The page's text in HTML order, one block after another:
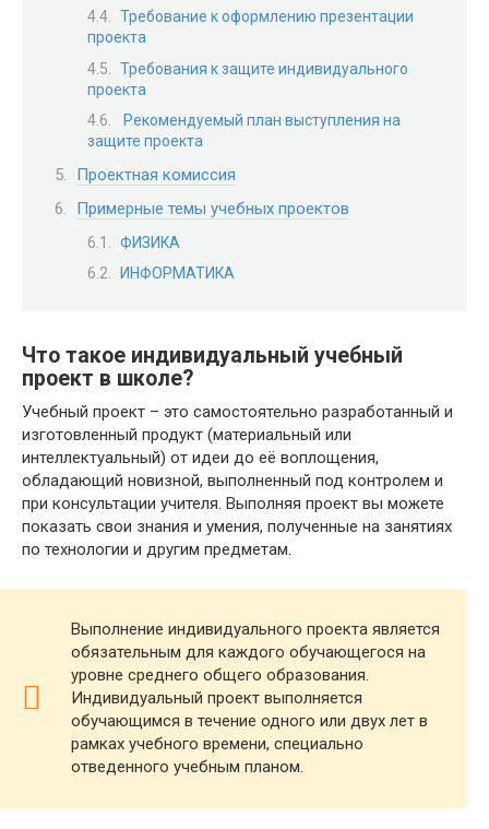
Требование к оформлению презентации
проекта
Требования к защите индивидуального
проекта
Рекомендуемый план выступления на
защите проекта
Проектная комиссия
Примерные темы учебных проектов
ФИЗИКА
ИНФОРМАТИКА
Что такое индивидуальный учебный
проект в школе?
Учебный проект – это самостоятельно разработанный и
изготовленный продукт (материальный или
интеллектуальный) от идеи до её воплощения,
обладающий новизной, выполненный под контролем и
при консультации учителя. Выполняя проект вы можете
показать свои знания и умения, полученные на занятиях
по технологии и другим предметам.
Выполнение индивидуального проекта является
обязательным для каждого обучающегося на
уровне среднего общего образования.
Индивидуальный проект выполняется
обучающимся в течение одного или двух лет в
рамках учебного времени, специально
отведенного учебным планом.